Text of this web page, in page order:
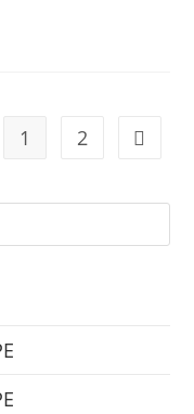
1 2